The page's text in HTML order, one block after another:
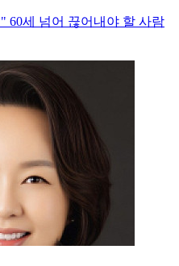
60세 넘어 끊어내야 할 사람